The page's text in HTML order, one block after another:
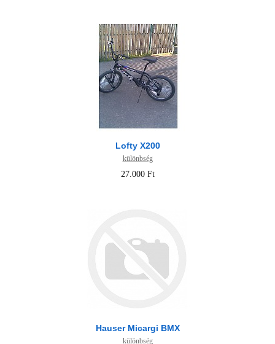
Lofty X200
különbség
27.000 Ft
Hauser Micargi BMX
különbség